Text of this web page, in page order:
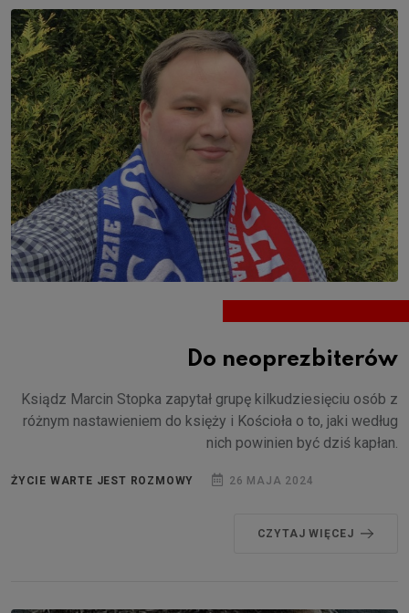
Do neoprezbiterów
Ksiądz Marcin Stopka zapytał grupę kilkudziesięciu osób z
różnym nastawieniem do księży i Kościoła o to, jaki według
nich powinien być dziś kapłan.
ŻYCIE WARTE JEST ROZMOWY 26 MAJA 2024
CZYTAJ WIĘCEJ